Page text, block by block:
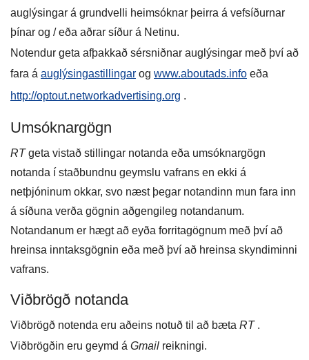
auglýsingar á grundvelli heimsóknar þeirra á vefsíðurnar
þínar og / eða aðrar síður á Netinu.
Notendur geta afþakkað sérsniðnar auglýsingar með því að
fara á auglýsingastillingar og www.aboutads.info eða
http://optout.networkadvertising.org .
Umsóknargögn
RTgeta vistað stillingar notanda eða umsóknargögn
notanda í staðbundnu geymslu vafrans en ekki á
netþjóninum okkar, svo næst þegar notandinn mun fara inn
á síðuna verða gögnin aðgengileg notandanum.
Notandanum er hægt að eyða forritagögnum með því að
hreinsa inntaksgögnin eða með því að hreinsa skyndiminni
vafrans.
Viðbrögð notanda
Viðbrögð notenda eru aðeins notuð til að bæta RT.
Viðbrögðin eru geymd á Gmail reikningi.